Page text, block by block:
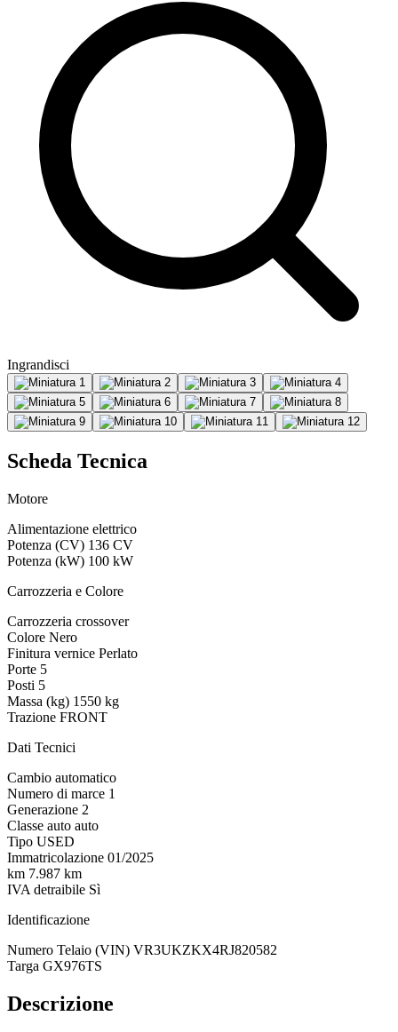
Ingrandisci
Scheda Tecnica
Motore
Alimentazione elettrico
Potenza (CV) 136 CV
Potenza (kW) 100 kW
Carrozzeria e Colore
Carrozzeria crossover
Colore Nero
Finitura vernice Perlato
Porte 5
Posti 5
Massa (kg) 1550 kg
Trazione FRONT
Dati Tecnici
Cambio automatico
Numero di marce 1
Generazione 2
Classe auto auto
Tipo USED
Immatricolazione 01/2025
km 7.987 km
IVA detraibile Sì
Identificazione
Numero Telaio (VIN) VR3UKZKX4RJ820582
Targa GX976TS
Descrizione